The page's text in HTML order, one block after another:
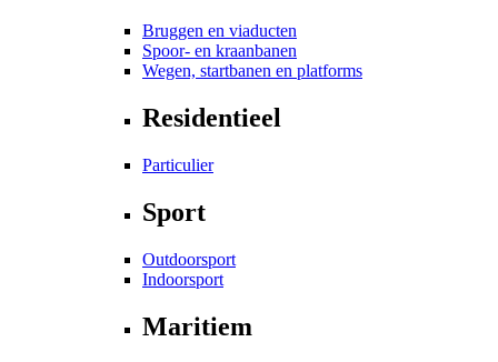
Bruggen en viaducten
Spoor- en kraanbanen
Wegen, startbanen en platforms
Residentieel
Particulier
Sport
Outdoorsport
Indoorsport
Maritiem